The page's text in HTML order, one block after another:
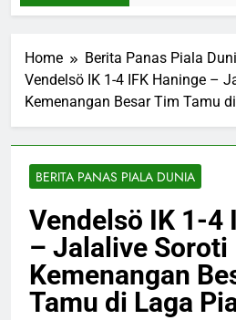
Home
Berita Panas Piala
Vendelsö IK 1-4 IFK Haninge –
Kemenangan Besar Tim Tamu
BERITA PANAS PIALA DUNIA
Vendelsö IK 1-4
– Jalalive Soroti
Kemenangan
Tamu di Laga